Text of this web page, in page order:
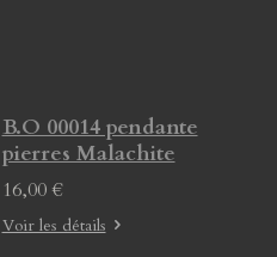
B.O 00014 pendante
pierres Malachite
16,00 €
Voir les détails